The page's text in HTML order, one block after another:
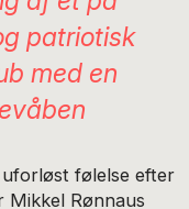
patriotisk
med en
følelse efter
Mikkel Rønnaus